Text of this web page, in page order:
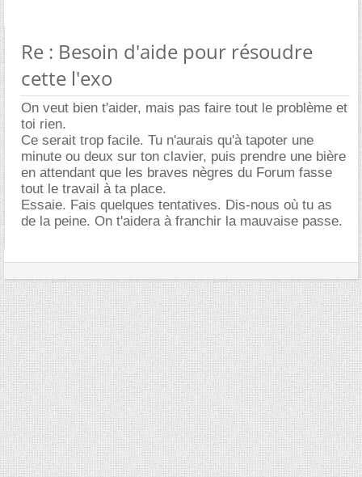
Re : Besoin d'aide pour résoudre
cette l'exo
On veut bien t'aider, mais pas faire tout le problème et
toi rien.
Ce serait trop facile. Tu n'aurais qu'à tapoter une
minute ou deux sur ton clavier, puis prendre une bière
en attendant que les braves nègres du Forum fasse
tout le travail à ta place.
Essaie. Fais quelques tentatives. Dis-nous où tu as
de la peine. On t'aidera à franchir la mauvaise passe.